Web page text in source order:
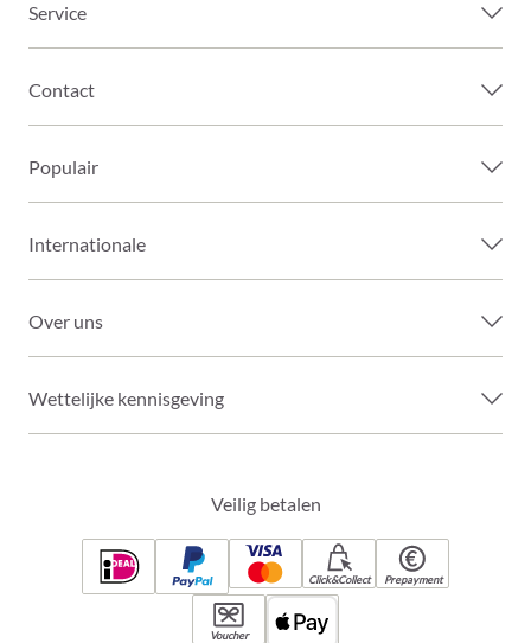
Service
Contact
Populair
Internationale
Over uns
Wettelijke kennisgeving
Veilig betalen
Click&Collect Prepayment
Voucher